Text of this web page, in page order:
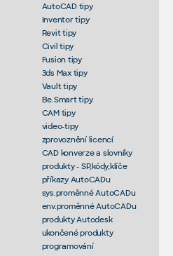
AutoCAD tipy
Inventor tipy
Revit tipy
Civil tipy
Fusion tipy
3ds Max tipy
Vault tipy
Be.Smart tipy
CAM tipy
video-tipy
zprovoznění licencí
CAD konverze a slovníky
produkty - SP,kódy,klíče
příkazy AutoCADu
sys.proměnné AutoCADu
env.proměnné AutoCADu
produkty Autodesk
ukončené produkty
programování